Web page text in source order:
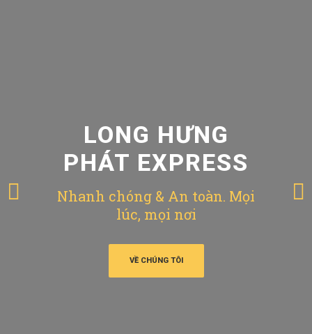
LONG HƯNG
PHÁT EXPRESS
Nhanh chóng & An toàn. Mọi
lúc, mọi nơi
VỀ CHÚNG TÔI